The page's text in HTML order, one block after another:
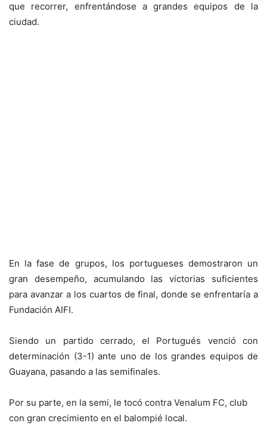
que recorrer, enfrentándose a grandes equipos de la
ciudad.
En la fase de grupos, los portugueses demostraron un
gran desempeño, acumulando las victorias suficientes
para avanzar a los cuartos de final, donde se enfrentaría a
Fundación AIFI.
Siendo un partido cerrado, el Portugués venció con
determinación (3-1) ante uno de los grandes equipos de
Guayana, pasando a las semifinales.
Por su parte, en la semi, le tocó contra Venalum FC, club
con gran crecimiento en el balompié local.